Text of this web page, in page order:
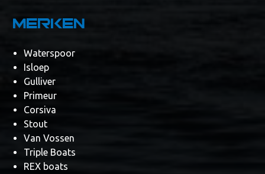
Merken
Waterspoor
Isloep
Gulliver
Primeur
Corsiva
Stout
Van Vossen
Triple Boats
REX boats